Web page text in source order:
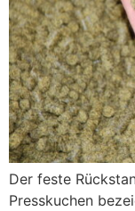
Der feste
Presskuchen